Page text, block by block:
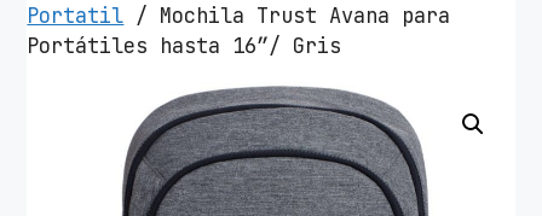
Portatil / Mochila Trust Avana para
Portátiles hasta 16″/ Gris